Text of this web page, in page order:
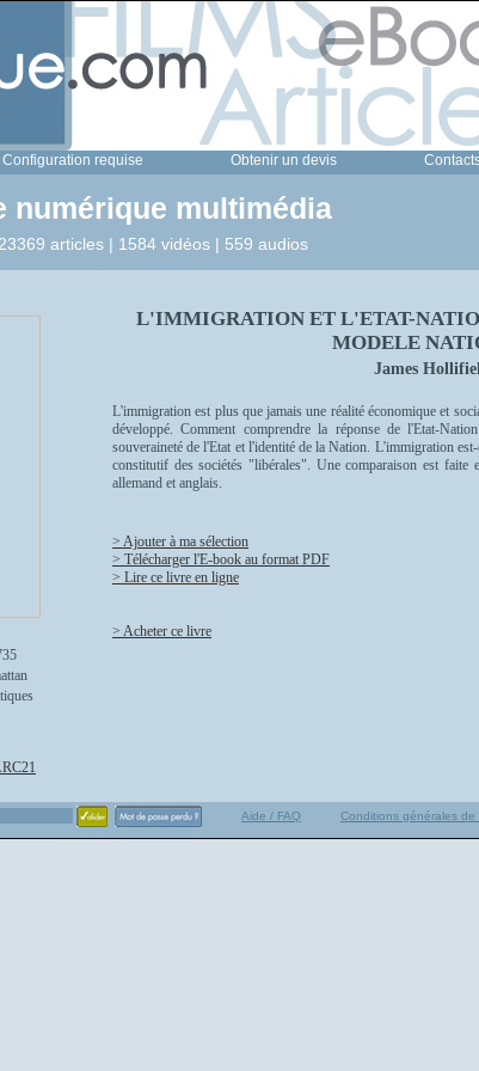
Configuration requise Obtenir un devis
numérique multimédia
articles | 1584 vidéos | 559 audios
L'IMMIGRATION ET L'ETAT-
MODELE
James
L'immigration est plus que jamais une réalité économique et
développé. Comment comprendre la réponse de l'Etat-
souveraineté de l'Etat et l'identité de la Nation. L'immigration
constitutif des sociétés "libérales". Une comparaison est faite
allemand et anglais.
> Ajouter à ma sélection
> Télécharger l'E-book au format PDF
> Lire ce livre en ligne
> Acheter ce livre
Aide / FAQ Conditions générales de